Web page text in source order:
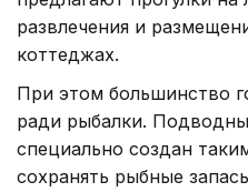
развлечения и
коттеджах.
При этом большинство
ради рыбалки.
специально создан
сохранять рыбные